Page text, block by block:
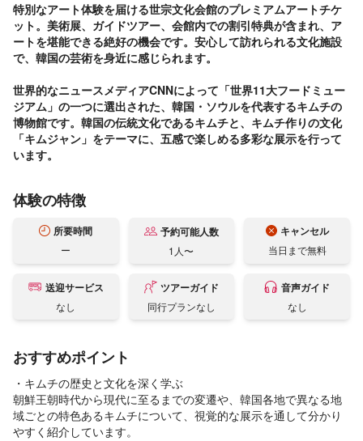
特別なアート体験を届ける世宗文化会館のプレミアムアートチケ
ット。美術展、ガイドツアー、会館内での割引特典が含まれ、ア
ートを堪能できる絶好の機会です。安心して訪れられる文化施設
で、韓国の芸術を身近に感じられます。
世界的なニュースメディアCNNによって「世界11大フードミュー
ジアム」の一つに選出された、韓国・ソウルを代表するキムチの
博物館です。韓国の伝統文化であるキムチと、キムチ作りの文化
「キムジャン」をテーマに、五感で楽しめる多彩な展示を行って
います。
体験の特徴
所要時間
ー
予約可能人数
1人〜
キャンセル
当日まで無料
送迎サービス
なし
ツアーガイド
同行プランなし
音声ガイド
なし
おすすめポイント
・キムチの歴史と文化を深く学ぶ
朝鮮王朝時代から現代に至るまでの変遷や、韓国各地で異なる地
域ごとの特色あるキムチについて、視覚的な展示を通して分かり
やすく紹介しています。